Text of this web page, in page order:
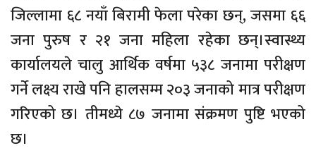
जिल्लामा ६८ नयाँ बिरामी फेला परेका छन्, जसमा ६६
जना पुरुष र २१ जना महिला रहेका छन्।स्वास्थ्य
कार्यालयले चालु आर्थिक वर्षमा ५३८ जनामा परीक्षण
गर्ने लक्ष्य राखे पनि हालसम्म २०३ जनाको मात्र परीक्षण
गरिएको छ। तीमध्ये ८७ जनामा संक्रमण पुष्टि भएको
छ।